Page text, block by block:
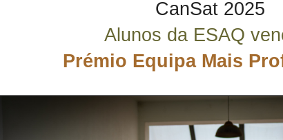
CanSat 2025
Alunos da ESAQ
Prémio Equipa Mais